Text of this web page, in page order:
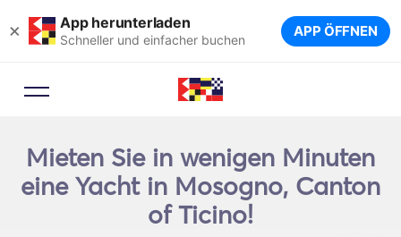
× App herunterladen
Schneller und einfacher buchen APP ÖFFNEN
Mieten Sie in wenigen Minuten
eine Yacht in Mosogno, Canton
of Ticino!